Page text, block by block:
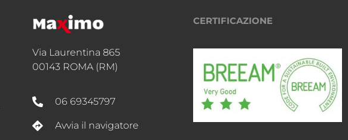
Via Laurentina 865
00143 ROMA (RM)
06 69345797
Avvia il navigatore
CERTIFICAZIONE